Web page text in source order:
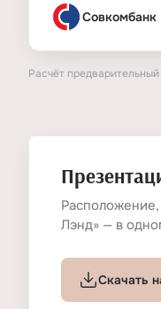
Совкомбанк
Расчёт
Расположение,
Лэнд» — в
Скачать